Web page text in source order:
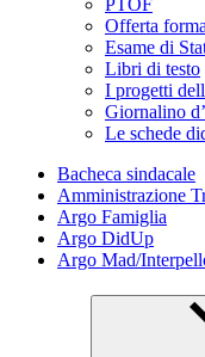
PTOF
Offerta
Esame di
Libri di testo
I progetti
Giornalino
Le schede
Bacheca sindacale
Amministrazione
Argo Famiglia
Argo DidUp
Argo Mad/